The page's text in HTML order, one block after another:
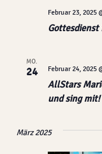
Februar 23, 2025
MO.
24
AllStars
und sing mit!
Februar 24, 2025
März 2025